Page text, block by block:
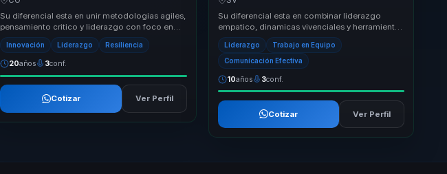
Su diferencial esta en unir metodologias agiles,
pensamiento critico y liderazgo con foco en
ejecucion. Traduce transformacion e innovaci...
Innovación Liderazgo Resiliencia
20años 3conf.
Cotizar Ver Perfil
Su diferencial esta en combinar liderazgo
empatico, dinamicas vivenciales y herramientas
practicas para generar cambios culturales que
si...Liderazgo Trabajo en Equipo
Comunicación Efectiva
10años 3conf.
Cotizar Ver Perfil